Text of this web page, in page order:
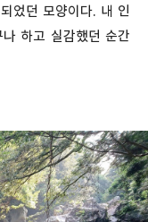
었던 모양이다. 내 인
하고 실감했던 순간